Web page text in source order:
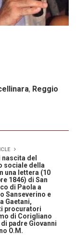
, Reggio
nascita del
sociale della
una lettera (10
1846) di San
di Paola a
Sanseverino e
Gaetani,
procuratori
di Corigliano
padre Giovanni
O.M.